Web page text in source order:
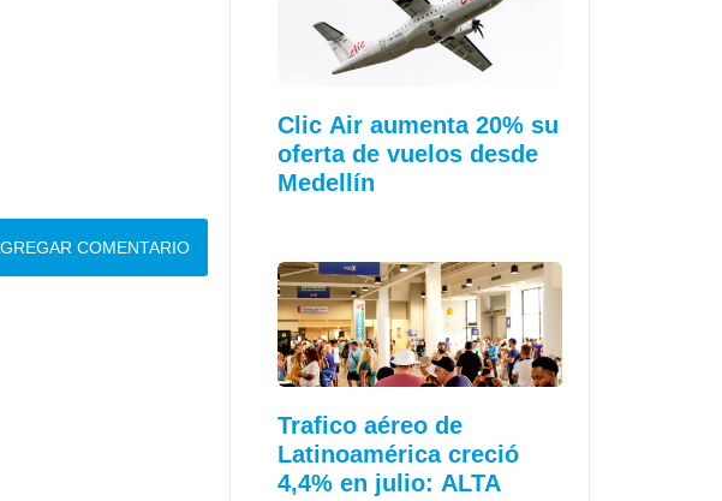
Clic Air aumenta 20% su
oferta de vuelos desde
Medellín
Trafico aéreo de
Latinoamérica creció
4,4% en julio: ALTA